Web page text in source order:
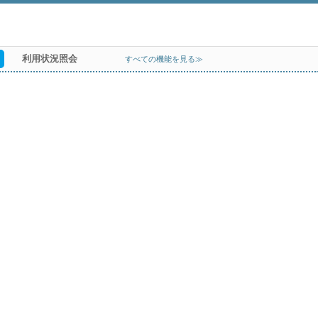
利用状況照会 すべての機能を見る≫